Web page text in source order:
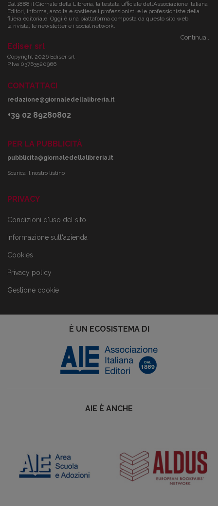
Dal 1888 il Giornale della Libreria, la testata ufficiale dell’Associazione Italiana
Editori, informa, ascolta e sostiene i professionisti e le professioniste della
filiera editoriale. Oggi è una piattaforma composta da questo sito web,
la rivista, le newsletter e i social network.
Continua...
Ediser srl
Copyright 2026 Ediser srl
P.Iva 03763520966
CONTATTACI
redazione@giornaledellalibreria.it
+39 02 89280802
PER LA PUBBLICITÀ
pubblicita@giornaledellalibreria.it
Scarica il nostro listino
PRIVACY
Condizioni d'uso del sito
Informazione sull'azienda
Cookies
Privacy policy
Gestione cookie
È UN ECOSISTEMA DI
AIE È ANCHE